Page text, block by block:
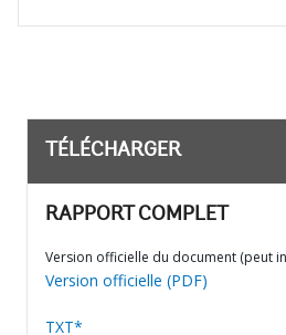
TÉLÉCHARGER
RAPPORT COMPLET
Version officielle du document (peut
Version officielle (PDF)
TXT*